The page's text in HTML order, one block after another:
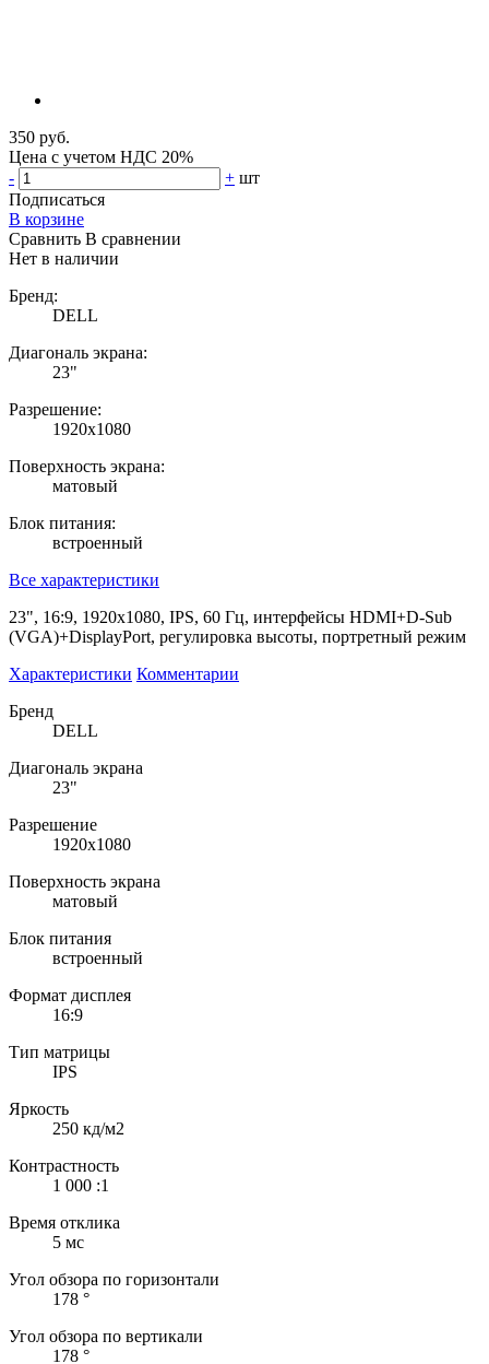
350 руб.
Цена с учетом НДС 20%
-
+ шт
Подписаться
В корзине
Сравнить В сравнении
Нет в наличии
Бренд:
DELL
Диагональ экрана:
23"
Разрешение:
1920x1080
Поверхность экрана:
матовый
Блок питания:
встроенный
Все характеристики
23", 16:9, 1920x1080, IPS, 60 Гц, интерфейсы HDMI+D-Sub
(VGA)+DisplayPort, регулировка высоты, портретный режим
Характеристики Комментарии
Бренд
DELL
Диагональ экрана
23"
Разрешение
1920x1080
Поверхность экрана
матовый
Блок питания
встроенный
Формат дисплея
16:9
Тип матрицы
IPS
Яркость
250 кд/м2
Контрастность
1 000 :1
Время отклика
5 мс
Угол обзора по горизонтали
178 °
Угол обзора по вертикали
178 °